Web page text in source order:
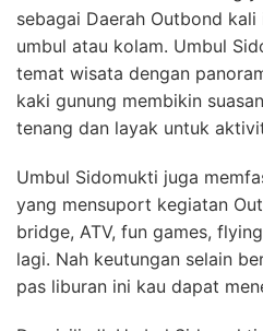
sebagai Daerah Outbond
umbul atau kolam. Umbul
temat wisata dengan
kaki gunung membikin
tenang dan layak untuk
Umbul Sidomukti juga
yang mensuport kegiatan
bridge, ATV, fun games,
lagi. Nah keutungan selain
pas liburan ini kau dapat